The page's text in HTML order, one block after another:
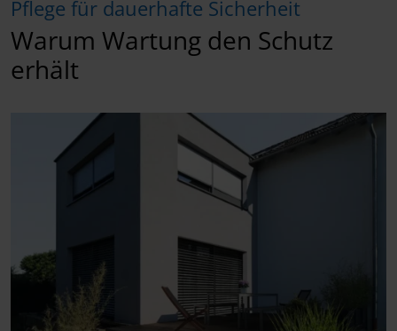
Pflege für dauerhafte Sicherheit
Warum Wartung den Schutz
erhält